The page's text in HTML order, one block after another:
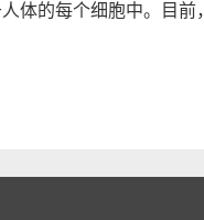
体的每个细胞中。目